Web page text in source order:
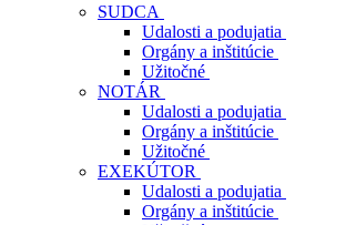
SUDCA
Udalosti a podujatia
Orgány a inštitúcie
Užitočné
NOTÁR
Udalosti a podujatia
Orgány a inštitúcie
Užitočné
EXEKÚTOR
Udalosti a podujatia
Orgány a inštitúcie